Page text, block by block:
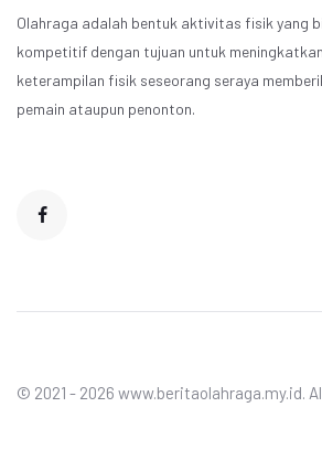
Olahraga adalah bentuk aktivitas fisik yang
kompetitif dengan tujuan untuk
keterampilan fisik seseorang seraya
pemain ataupun penonton.
© 2021 - 2026 www.beritaolahraga.my.id.